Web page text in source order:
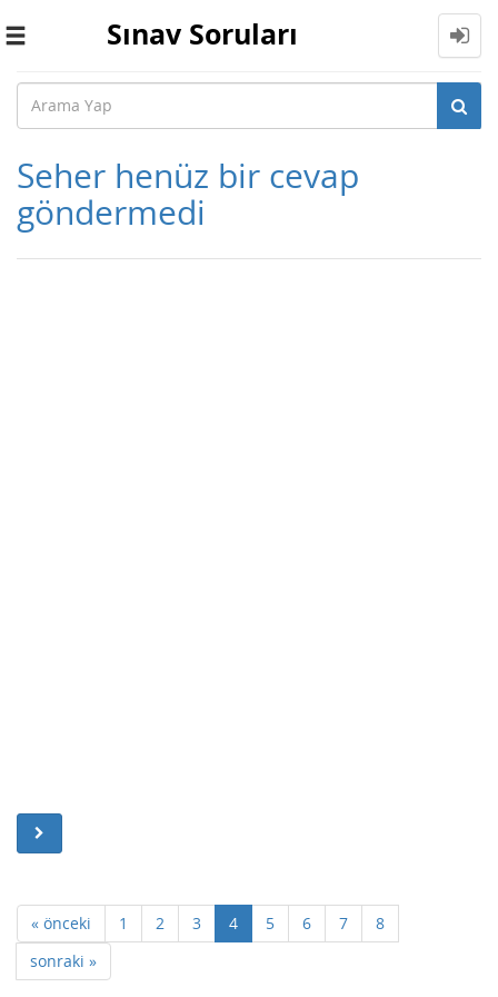
Toggle
Sınav Soruları
Seher henüz bir cevap
göndermedi
« önceki 1 2 3 4 5 6 7
8
sonraki »